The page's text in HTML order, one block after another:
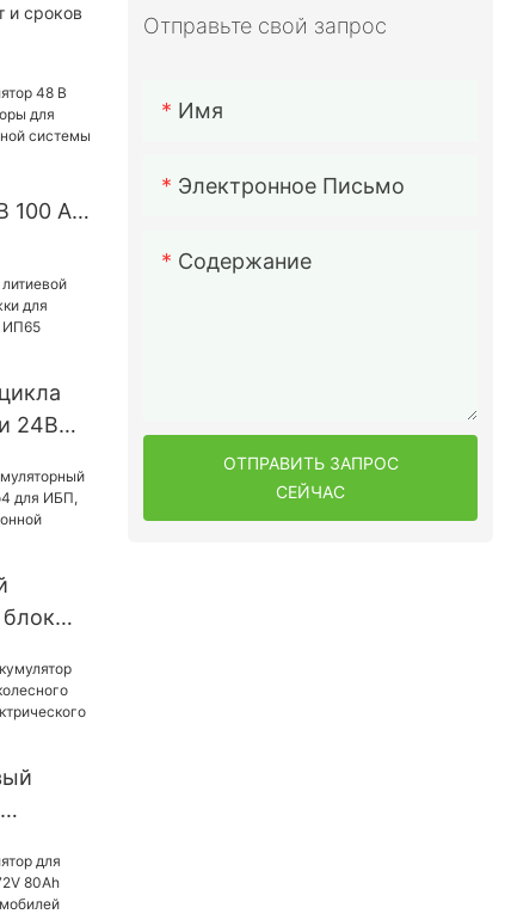
и сроков
100 Ач
24В
Отправьте свой запрос
Имя
Электронное Письмо
Содержание
ОТПРАВИТЬ ЗАПРОС
СЕЙЧАС